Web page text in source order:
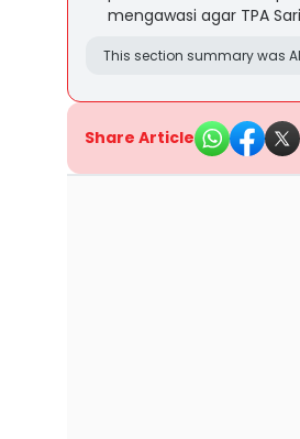
mengawasi agar TPA
This section summary was
Share Article